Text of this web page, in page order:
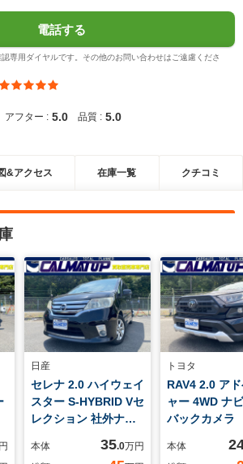
電話する
専用ダイヤルです。その他のお問い合わせはご遠慮くださ
アフター : 5.0 品質 : 5.0
&アクセス 在庫一覧 クチコミ
日産
セレナ 2.0 ハイウェイ
スター S-HYBRID Vセ
レクション 社外ナビ
ETC インテリキー
本体 35.0万円
トヨタ
RAV4 2.0 ア
ャー 4WD
バックカメラ
ト プッシュ
本体